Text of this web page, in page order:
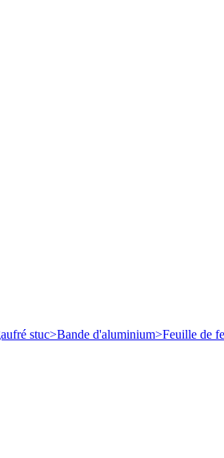
stuc>Bande d'aluminium>Feuille de